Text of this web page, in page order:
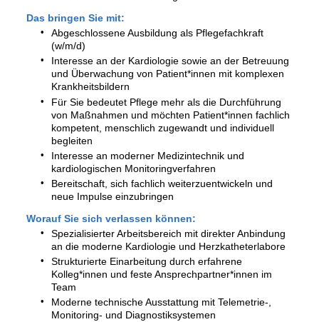
Das bringen Sie mit:
Abgeschlossene Ausbildung als Pflegefachkraft
(w/m/d)
Interesse an der Kardiologie sowie an der Betreuung
und Überwachung von Patient*innen mit komplexen
Krankheitsbildern
Für Sie bedeutet Pflege mehr als die Durchführung
von Maßnahmen und möchten Patient*innen fachlich
kompetent, menschlich zugewandt und individuell
begleiten
Interesse an moderner Medizintechnik und
kardiologischen Monitoringverfahren
Bereitschaft, sich fachlich weiterzuentwickeln und
neue Impulse einzubringen
Worauf Sie sich verlassen können:
Spezialisierter Arbeitsbereich mit direkter Anbindung
an die moderne Kardiologie und Herzkatheterlabore
Strukturierte Einarbeitung durch erfahrene
Kolleg*innen und feste Ansprechpartner*innen im
Team
Moderne technische Ausstattung mit Telemetrie-,
Monitoring- und Diagnostiksystemen